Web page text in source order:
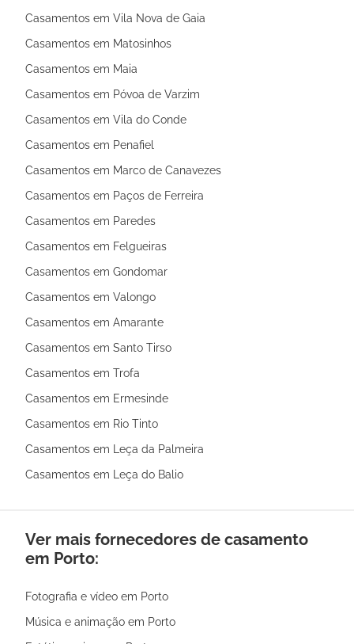
Casamentos em Vila Nova de Gaia
Casamentos em Matosinhos
Casamentos em Maia
Casamentos em Póvoa de Varzim
Casamentos em Vila do Conde
Casamentos em Penafiel
Casamentos em Marco de Canavezes
Casamentos em Paços de Ferreira
Casamentos em Paredes
Casamentos em Felgueiras
Casamentos em Gondomar
Casamentos em Valongo
Casamentos em Amarante
Casamentos em Santo Tirso
Casamentos em Trofa
Casamentos em Ermesinde
Casamentos em Rio Tinto
Casamentos em Leça da Palmeira
Casamentos em Leça do Balio
Ver mais fornecedores de casamento
em Porto:
Fotografia e vídeo em Porto
Música e animação em Porto